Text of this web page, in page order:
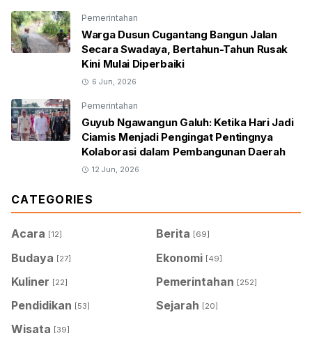
Pemerintahan
Warga Dusun Cugantang Bangun Jalan
Secara Swadaya, Bertahun-Tahun Rusak
Kini Mulai Diperbaiki
6 Jun, 2026
Pemerintahan
Guyub Ngawangun Galuh: Ketika Hari Jadi
Ciamis Menjadi Pengingat Pentingnya
Kolaborasi dalam Pembangunan Daerah
12 Jun, 2026
CATEGORIES
Acara [12] Berita [69]
Budaya [27] Ekonomi [49]
Kuliner [22] Pemerintahan [252]
Pendidikan [53] Sejarah [20]
Wisata [39]